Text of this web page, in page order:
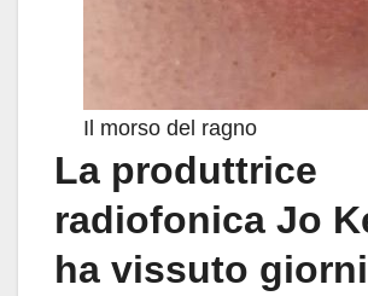
Il morso del ragno
La produttrice
radiofonica Jo
ha vissuto